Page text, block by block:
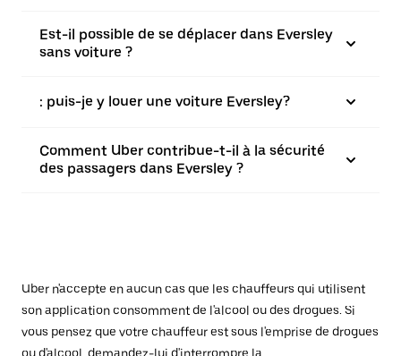
Est-il possible de se déplacer dans Eversley
sans voiture ?
: puis-je y louer une voiture Eversley?
Comment Uber contribue-t-il à la sécurité
des passagers dans Eversley ?
Uber n'accepte en aucun cas que les chauffeurs qui utilisent
son application consomment de l'alcool ou des drogues. Si
vous pensez que votre chauffeur est sous l'emprise de drogues